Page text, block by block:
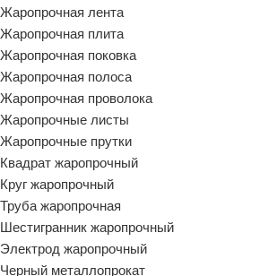
Жаропрочная лента
Жаропрочная плита
Жаропрочная поковка
Жаропрочная полоса
Жаропрочная проволока
Жаропрочные листы
Жаропрочные прутки
Квадрат жаропрочный
Круг жаропрочный
Труба жаропрочная
Шестигранник жаропрочный
Электрод жаропрочный
Черный металлопрокат